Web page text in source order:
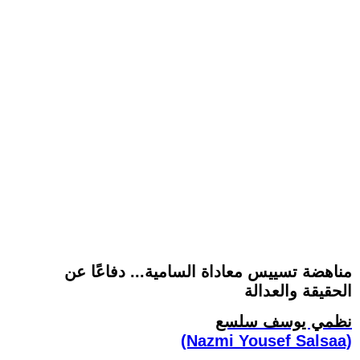
مناهضة تسييس معاداة السامية... ‏دفاعًا عن
الحقيقة والعدالة
نظمي يوسف سلسع
(Nazmi Yousef Salsaa)